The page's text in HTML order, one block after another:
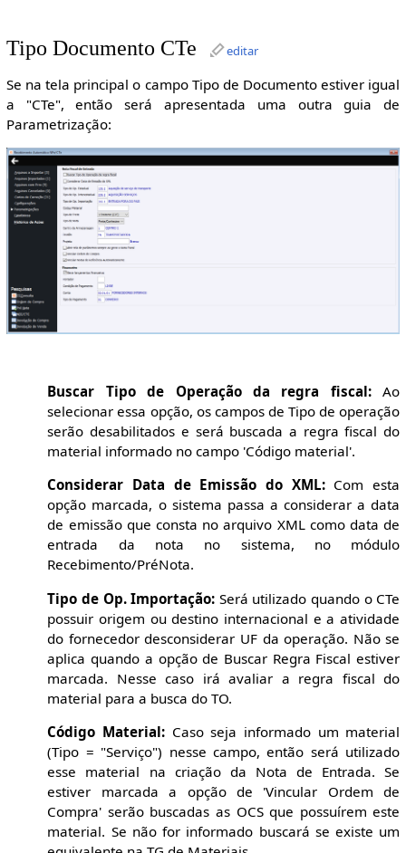
Tipo Documento CTe editar
Se na tela principal o campo Tipo de Documento estiver igual
a "CTe", então será apresentada uma outra guia de
Parametrização:
Buscar Tipo de Operação da regra fiscal:Ao
selecionar essa opção, os campos de Tipo de operação
serão desabilitados e será buscada a regra fiscal do
material informado no campo 'Código material'.
Considerar Data de Emissão do XML:Com esta
opção marcada, o sistema passa a considerar a data
de emissão que consta no arquivo XML como data de
entrada da nota no sistema, no módulo
Recebimento/PréNota.
Tipo de Op. Importação: Será utilizado quando o CTe
possuir origem ou destino internacional e a atividade
do fornecedor desconsiderar UF da operação. Não se
aplica quando a opção de Buscar Regra Fiscal estiver
marcada. Nesse caso irá avaliar a regra fiscal do
material para a busca do TO.
Código Material: Caso seja informado um material
(Tipo = "Serviço") nesse campo, então será utilizado
esse material na criação da Nota de Entrada. Se
estiver marcada a opção de 'Vincular Ordem de
Compra' serão buscadas as OCS que possuírem este
material. Se não for informado buscará se existe um